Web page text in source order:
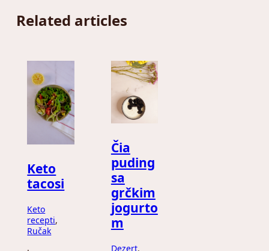
Related articles
Keto
tacosi
Keto
recepti
Ručak
Čia
puding
sa
grčkim
jogurto
m
Dezert